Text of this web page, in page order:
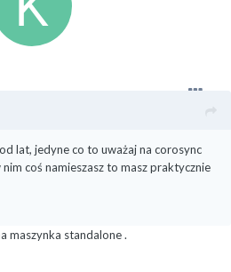
lat, jedyne co to uważaj na corosync
coś namieszasz to masz praktycznie
maszynka standalone .